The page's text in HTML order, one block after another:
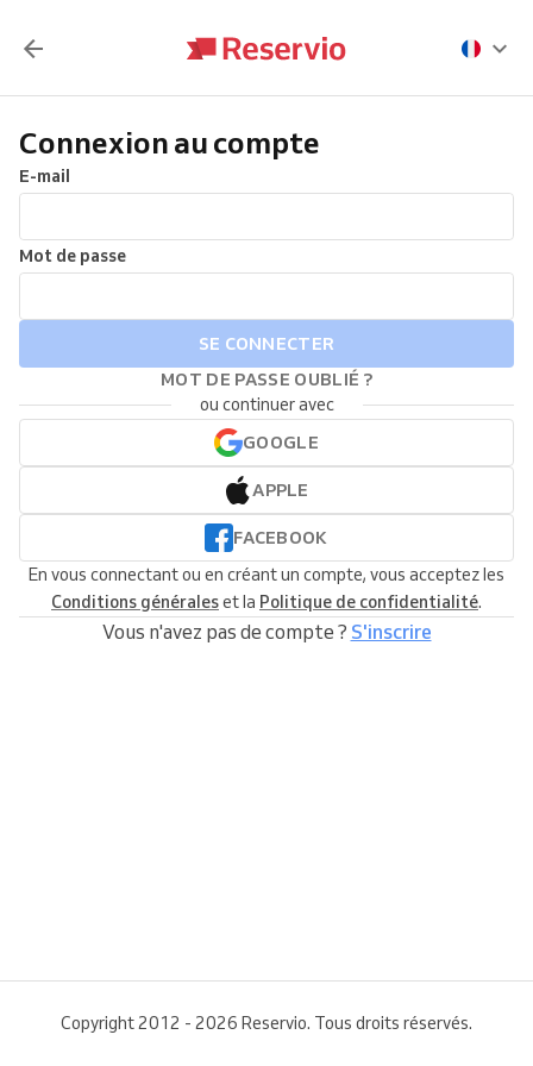
Connexion au compte
E-mail
Mot de passe
SE CONNECTER
MOT DE PASSE OUBLIÉ ?
ou continuer avec
GOOGLE
APPLE
FACEBOOK
En vous connectant ou en créant un compte, vous acceptez les
Conditions généraleset la Politique de confidentialité.
Vous n'avez pas de compte ? S'inscrire
Copyright 2012 - 2026 Reservio. Tous droits réservés.